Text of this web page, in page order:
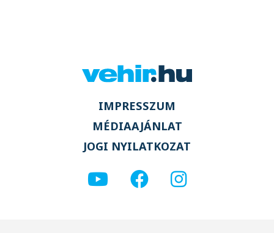
IMPRESSZUM
MÉDIAAJÁNLAT
JOGI NYILATKOZAT